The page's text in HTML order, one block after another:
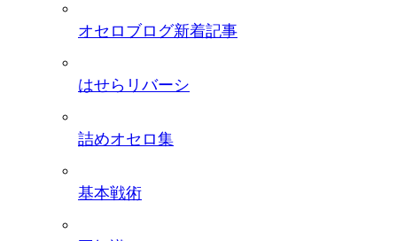
オセロブログ新着記事
はせらリバーシ
詰めオセロ集
基本戦術